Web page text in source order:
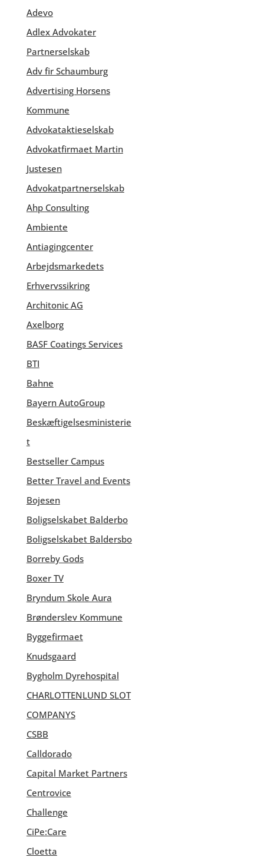
Adevo
Adlex Advokater
Partnerselskab
Adv fir Schaumburg
Advertising Horsens
Kommune
Advokataktieselskab
Advokatfirmaet Martin
Justesen
Advokatpartnerselskab
Ahp Consulting
Ambiente
Antiagingcenter
Arbejdsmarkedets
Erhvervssikring
Architonic AG
Axelborg
BASF Coatings Services
BTI
Bahne
Bayern AutoGroup
Beskæftigelsesministerie
t
Bestseller Campus
Better Travel and Events
Bojesen
Boligselskabet Balderbo
Boligselskabet Baldersbo
Borreby Gods
Boxer TV
Bryndum Skole Aura
Brønderslev Kommune
Byggefirmaet
Knudsgaard
Bygholm Dyrehospital
CHARLOTTENLUND SLOT
COMPANYS
CSBB
Calldorado
Capital Market Partners
Centrovice
Challenge
CiPe:Care
Cloetta